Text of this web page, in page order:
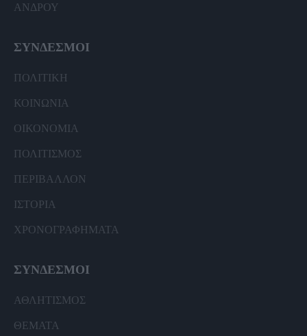
ΑΝΔΡΟΥ
ΣΥΝΔΕΣΜΟΙ
ΠΟΛΙΤΙΚΗ
ΚΟΙΝΩΝΙΑ
ΟΙΚΟΝΟΜΙΑ
ΠΟΛΙΤΙΣΜΟΣ
ΠΕΡΙΒΑΛΛΟΝ
ΙΣΤΟΡΙΑ
ΧΡΟΝΟΓΡΑΦΗΜΑΤΑ
ΣΥΝΔΕΣΜΟΙ
ΑΘΛΗΤΙΣΜΟΣ
ΘΕΜΑΤΑ